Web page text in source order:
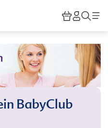
HiPP
BabyClub